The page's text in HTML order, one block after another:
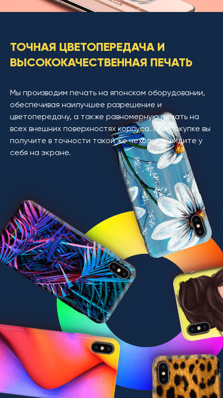
ТОЧНАЯ ЦВЕТОПЕРЕДАЧА И
ВЫСОКОКАЧЕСТВЕННАЯ ПЕЧАТЬ
Мы производим печать на японском оборудовании,
обеспечивая наилучшее разрешение и
цветопередачу, а также равномерную печать на
всех внешних поверхностях корпуса. При покупке вы
получите в точности такой же чехол, как видите у
себя на экране.